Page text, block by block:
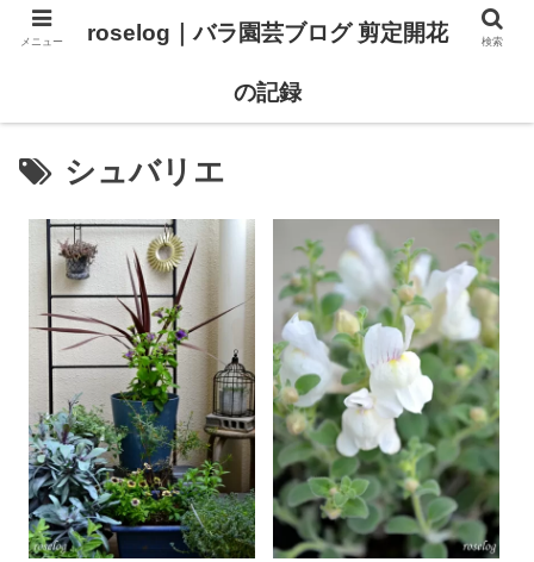
シュバリエ
メニュー roselog｜バラ園芸ブログ 剪定開花
の記録
検索